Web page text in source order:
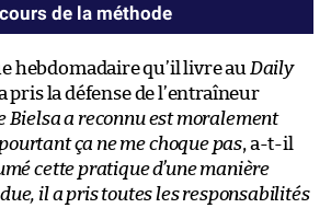
de la méthode
hebdomadaire qu’il livre au Daily
pris la défense de l’entraîneur
Bielsa a reconnu est moralement
ça ne me choque pas, a-t-il
cette pratique d’une manière
il a pris toutes les responsabilités